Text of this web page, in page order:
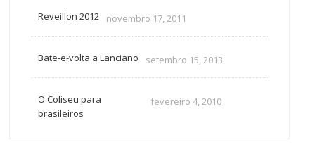
Reveillon 2012 novembro 17, 2011
Bate-e-volta a Lanciano setembro 15, 2013
O Coliseu para
brasileiros
fevereiro 4, 2010